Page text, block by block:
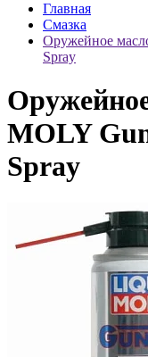
Главная
Смазка
Оружейное
Spray
MOLY
Spray